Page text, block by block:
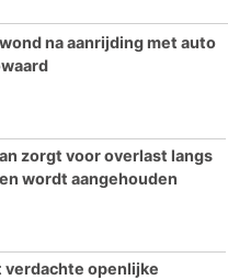
na aanrijding met auto
zorgt voor overlast langs
wordt aangehouden
verdachte openlijke